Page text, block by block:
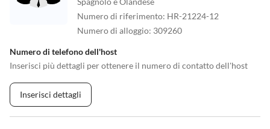
Numero di riferimento: HR-21224-12
Numero di alloggio: 309260
Numero di telefono dell'host
Inserisci più dettagli per ottenere il numero di contatto dell'host
Inserisci dettagli